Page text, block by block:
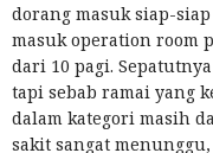
dorang masuk siap-
masuk operation room
dari 10 pagi.
tapi sebab ramai yang
dalam kategori masih
sakit sangat